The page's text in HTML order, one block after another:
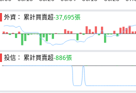
外資： 累計買賣超-37,695張
投信： 累計買賣超-886張